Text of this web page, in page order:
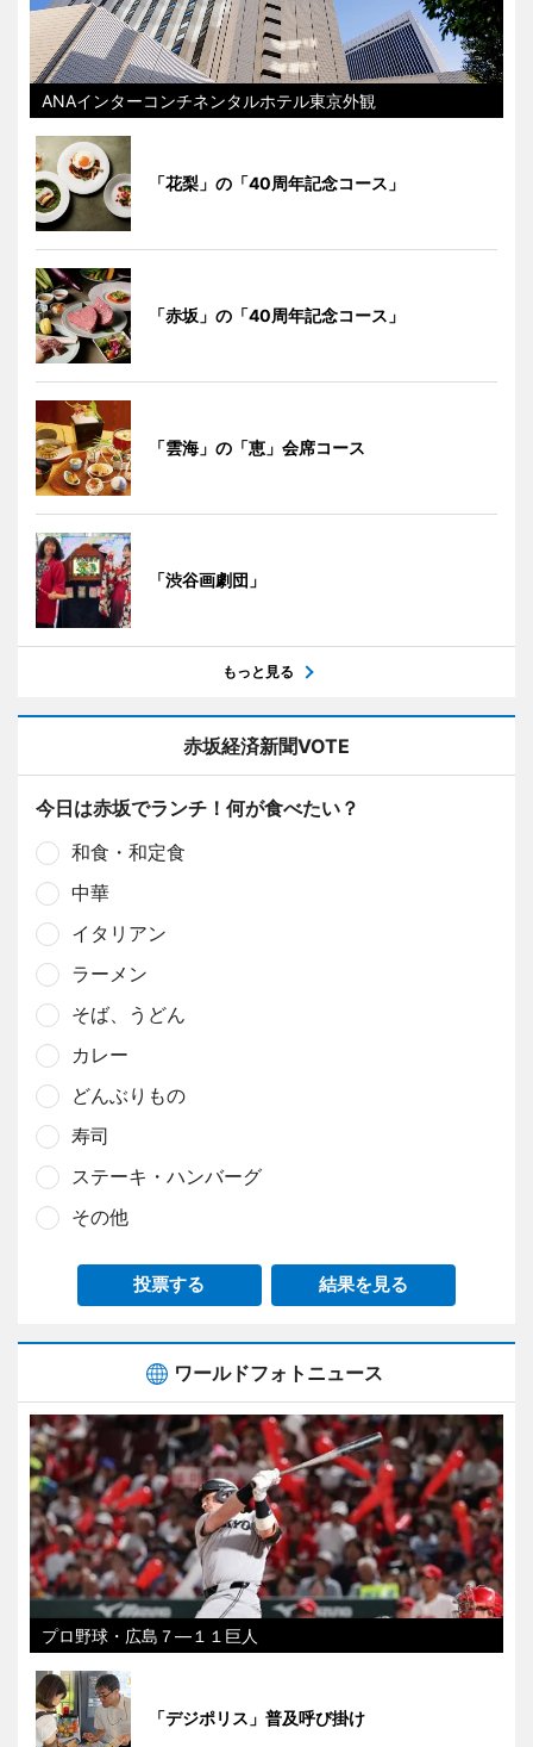
ANAインターコンチネンタルホテル東京外観
「花梨」の「40周年記念コース」
「赤坂」の「40周年記念コース」
「雲海」の「恵」会席コース
「渋谷画劇団」
もっと見る
赤坂経済新聞VOTE
今日は赤坂でランチ！何が食べたい？
和食・和定食
中華
イタリアン
ラーメン
そば、うどん
カレー
どんぶりもの
寿司
ステーキ・ハンバーグ
その他
投票する 結果を見る
ワールドフォトニュース
プロ野球・広島７―１１巨人
「デジポリス」普及呼び掛け